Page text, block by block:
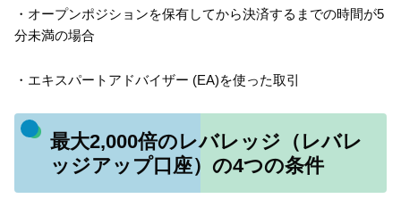
・オープンポジションを保有してから決済するまでの時間が5
分未満の場合
・エキスパートアドバイザー (EA)を使った取引
最大2,000倍のレバレッジ（レバレ
ッジアップ口座）の4つの条件